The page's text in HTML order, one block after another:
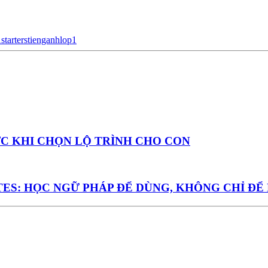
starterstienganhlop1
KHI CHỌN LỘ TRÌNH CHO CON
HỌC NGỮ PHÁP ĐỂ DÙNG, KHÔNG CHỈ ĐỂ